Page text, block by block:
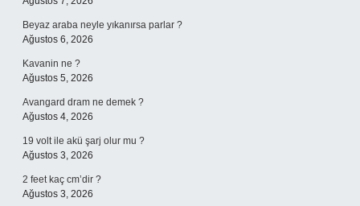
Beyaz araba neyle yıkanırsa parlar ?
Ağustos 6, 2026
Kavanin ne ?
Ağustos 5, 2026
Avangard dram ne demek ?
Ağustos 4, 2026
19 volt ile akü şarj olur mu ?
Ağustos 3, 2026
2 feet kaç cm’dir ?
Ağustos 3, 2026